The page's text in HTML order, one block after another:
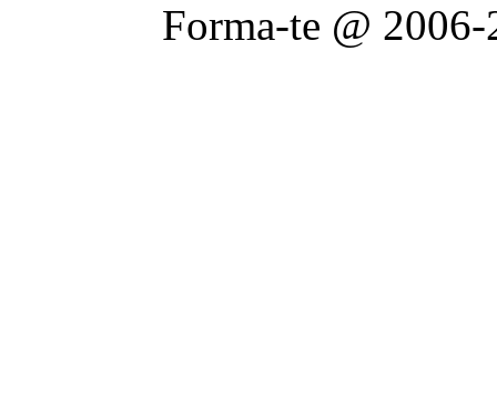
Forma-te @